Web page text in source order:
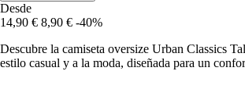
Desde
14,90 € 8,90 € -40%
Descubre la camiseta oversize Urban Classics
estilo casual y a la moda, diseñada para un